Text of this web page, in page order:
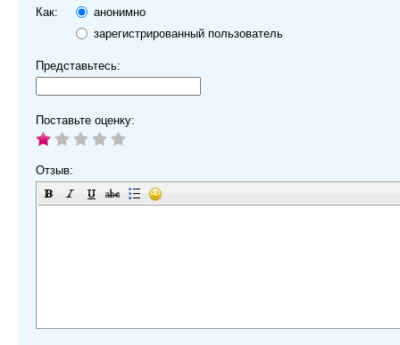
Как:
анонимно
зарегистрированный пользователь
Представьтесь:
Поставьте оценку:
Отзыв: